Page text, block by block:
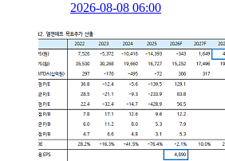
2026-08-08 06:00